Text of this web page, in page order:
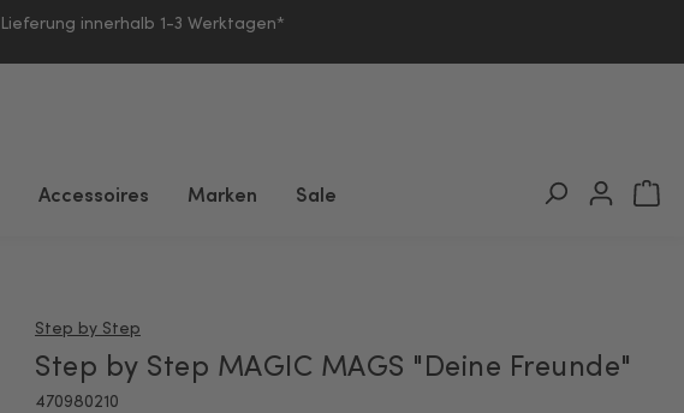
Lieferung innerhalb 1-3 Werktagen*
Accessoires Marken Sale
Step by Step
Step by Step MAGIC MAGS "Deine Freunde"
470980210